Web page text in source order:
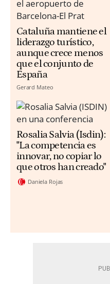
Cataluña mantiene el
liderazgo turístico,
aunque crece menos
que el conjunto de
España
Gerard Mateo
Rosalia Salvia (Isdin):
"La competencia es
innovar, no copiar lo
que otros han creado"
Daniela Rojas